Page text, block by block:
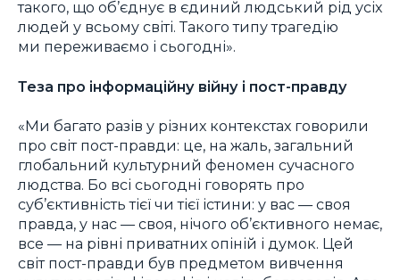
такого, що об’єднує в єдиний людський рід усіх
людей у всьому світі. Такого типу трагедію
ми переживаємо і сьогодні».
Теза про інформаційну війну і пост-правду
«Ми багато разів у різних контекстах говорили
про світ пост-правди: це, на жаль, загальний
глобальний культурний феномен сучасного
людства. Бо всі сьогодні говорять про
суб’єктивність тієї чи тієї істини: у вас — своя
правда, у нас — своя, нічого об’єктивного немає,
все — на рівні приватних опіній і думок. Цей
світ пост-правди був предметом вивчення